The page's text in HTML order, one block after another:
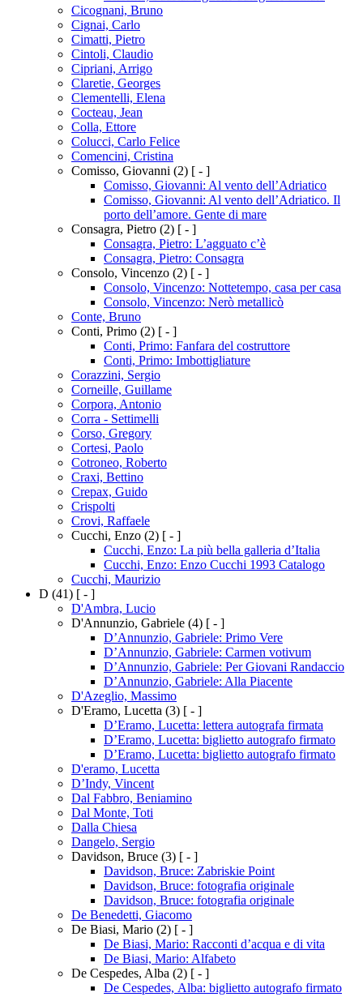
Cicognani, Bruno
Cignai, Carlo
Cimatti, Pietro
Cintoli, Claudio
Cipriani, Arrigo
Claretie, Georges
Clementelli, Elena
Cocteau, Jean
Colla, Ettore
Colucci, Carlo Felice
Comencini, Cristina
Comisso, Giovanni (2) [ - ]
Comisso, Giovanni: Al vento dell’Adriatico
Comisso, Giovanni: Al vento dell’Adriatico. Il
porto dell’amore. Gente di mare
Consagra, Pietro (2) [ - ]
Consagra, Pietro: L’agguato c’è
Consagra, Pietro: Consagra
Consolo, Vincenzo (2) [ - ]
Consolo, Vincenzo: Nottetempo, casa per casa
Consolo, Vincenzo: Nerò metallicò
Conte, Bruno
Conti, Primo (2) [ - ]
Conti, Primo: Fanfara del costruttore
Conti, Primo: Imbottigliature
Corazzini, Sergio
Corneille, Guillame
Corpora, Antonio
Corra - Settimelli
Corso, Gregory
Cortesi, Paolo
Cotroneo, Roberto
Craxi, Bettino
Crepax, Guido
Crispolti
Crovi, Raffaele
Cucchi, Enzo (2) [ - ]
Cucchi, Enzo: La più bella galleria d’Italia
Cucchi, Enzo: Enzo Cucchi 1993 Catalogo
Cucchi, Maurizio
D (41) [ - ]
D'Ambra, Lucio
D'Annunzio, Gabriele (4) [ - ]
D’Annunzio, Gabriele: Primo Vere
D’Annunzio, Gabriele: Carmen votivum
D’Annunzio, Gabriele: Per Giovani Randaccio
D’Annunzio, Gabriele: Alla Piacente
D'Azeglio, Massimo
D'Eramo, Lucetta (3) [ - ]
D’Eramo, Lucetta: lettera autografa firmata
D’Eramo, Lucetta: biglietto autografo firmato
D’Eramo, Lucetta: biglietto autografo firmato
D'eramo, Lucetta
D’Indy, Vincent
Dal Fabbro, Beniamino
Dal Monte, Toti
Dalla Chiesa
Dangelo, Sergio
Davidson, Bruce (3) [ - ]
Davidson, Bruce: Zabriskie Point
Davidson, Bruce: fotografia originale
Davidson, Bruce: fotografia originale
De Benedetti, Giacomo
De Biasi, Mario (2) [ - ]
De Biasi, Mario: Racconti d’acqua e di vita
De Biasi, Mario: Alfabeto
De Cespedes, Alba (2) [ - ]
De Cespedes, Alba: biglietto autografo firmato